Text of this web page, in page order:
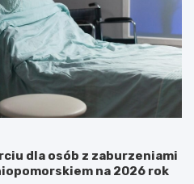
dla osób z zaburzeniami
na 2026 rok